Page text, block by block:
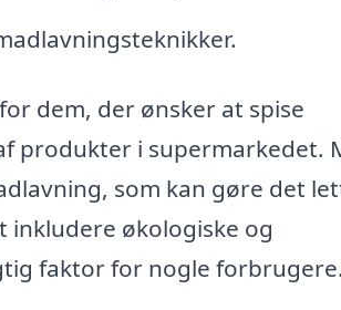
dem, der ønsker at spise
produkter i supermarkedet.
som kan gøre det
økologiske og
faktor for nogle forbrugere.